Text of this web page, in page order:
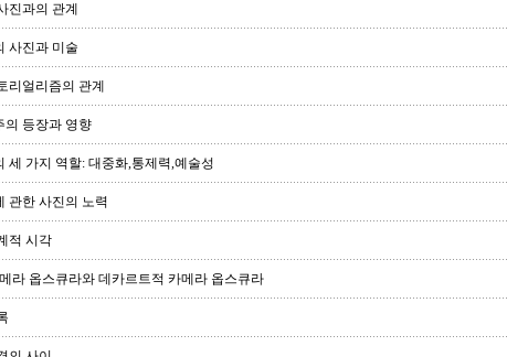
진과의 관계
사진과 미술
리얼리즘의 관계
의 등장과 영향
세 가지 역할: 대중화,통제력,예술성
관한 사진의 노력
적 시각
라 옵스큐라와 데카르트적 카메라 옵스큐라